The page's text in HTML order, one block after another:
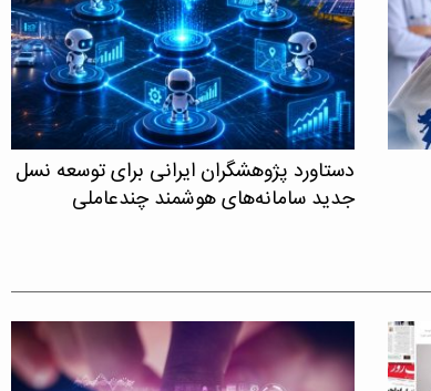
دستاورد پژوهشگران ایرانی برای توسعه نسل
جدید سامانه‌های هوشمند چندعاملی